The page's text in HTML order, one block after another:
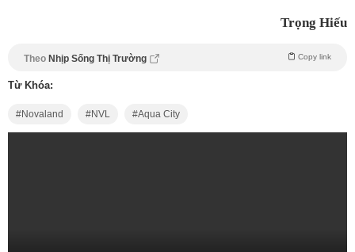
Trọng Hiếu
Theo Nhịp Sống Thị Trường Copy link
Từ Khóa:
Novaland NVL Aqua City